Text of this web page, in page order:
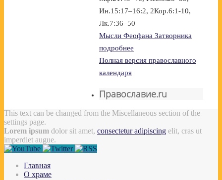
Ин.15:17–16:2, 2Кор.6:1-10,
Лк.7:36–50
Мысли Феофана Затворника
подробнее
Полная версия православного
календаря
Православие.ru
This text can be changed from the Miscellaneous section of the
settings page.
Lorem ipsum dolor sit amet, consectetur adipiscing elit, cras ut
imperdiet augue.
Главная
О храме